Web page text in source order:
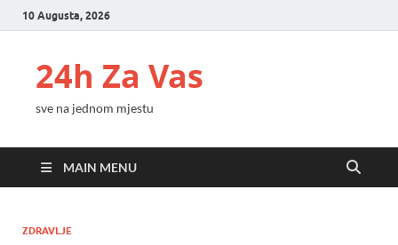
10 Augusta, 2026
24h Za Vas
sve na jednom mjestu
MAIN MENU
ZDRAVLJE